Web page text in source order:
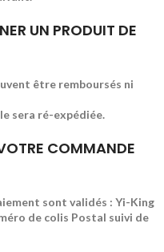
UN PRODUIT DE
être remboursés ni
sera ré-expédiée.
COMMANDE
sont validés : Yi-King
de colis Postal suivi de